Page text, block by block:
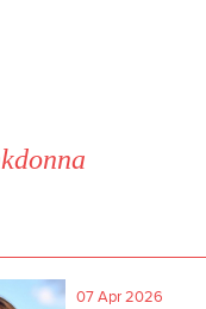
07 Apr 2026